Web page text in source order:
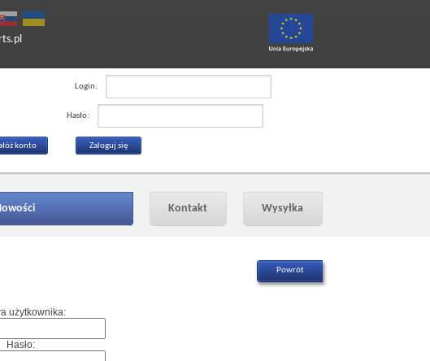
Login:
Hasło:
konto
Kontakt Wysyłka
użytkownika:
Hasło: